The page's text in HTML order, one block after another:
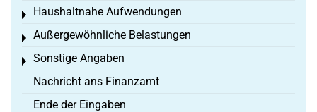
Haushaltnahe Aufwendungen
Toggle menu
Außergewöhnliche Belastungen
Toggle menu
Sonstige Angaben
Toggle menu
Nachricht ans Finanzamt
Ende der Eingaben